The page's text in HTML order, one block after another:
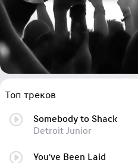
Топ треков
Somebody to Shack
Detroit Junior
You've Been Laid